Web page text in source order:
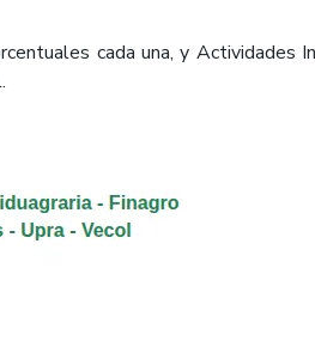
cada una, y Actividades